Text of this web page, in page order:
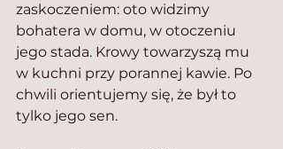
zaskoczeniem: oto widzimy
bohatera w domu, w otoczeniu
jego stada. Krowy towarzyszą mu
w kuchni przy porannej kawie. Po
chwili orientujemy się, że był to
tylko jego sen.